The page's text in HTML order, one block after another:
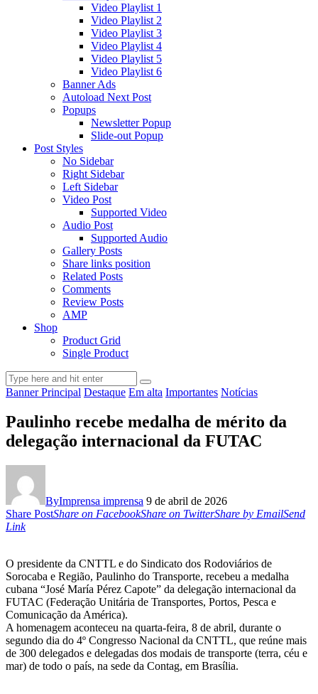
Video Playlist 1
Video Playlist 2
Video Playlist 3
Video Playlist 4
Video Playlist 5
Video Playlist 6
Banner Ads
Autoload Next Post
Popups
Newsletter Popup
Slide-out Popup
Post Styles
No Sidebar
Right Sidebar
Left Sidebar
Video Post
Supported Video
Audio Post
Supported Audio
Gallery Posts
Share links position
Related Posts
Comments
Review Posts
AMP
Shop
Product Grid
Single Product
Banner Principal Destaque Em alta Importantes Notícias
Paulinho recebe medalha de mérito da
delegação internacional da FUTAC
ByImprensa imprensa 9 de abril de 2026
Share PostShare on FacebookShare on TwitterShare by EmailSend
Link
O presidente da CNTTL e do Sindicato dos Rodoviários de
Sorocaba e Região, Paulinho do Transporte, recebeu a medalha
cubana “José María Pérez Capote” da delegação internacional da
FUTAC (Federação Unitária de Transportes, Portos, Pesca e
Comunicação da América).
A homenagem aconteceu na quarta-feira, 8 de abril, durante o
segundo dia do 4º Congresso Nacional da CNTTL, que reúne mais
de 300 delegados e delegadas dos modais de transporte (terra, céu e
mar) de todo o país, na sede da Contag, em Brasília.